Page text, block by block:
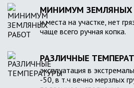
МИНИМУМ ЗЕМЛЯНЫХ
и места на участке, нет
чаще всего ручная копка.
РАЗЛИЧНЫЕ
эксплуатация в
-50, в т.ч вечно мерзлых